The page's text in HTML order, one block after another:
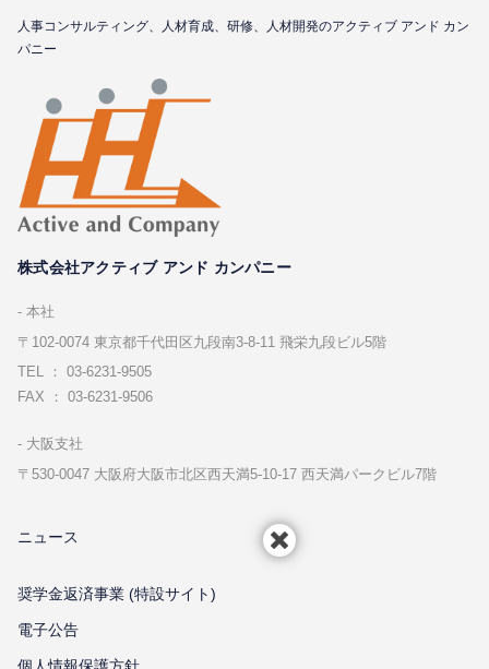
⼈事コンサルティング、⼈材育成、研修、⼈材開発のアクティブ アンド カン
パニー
株式会社アクティブ アンド カンパニー
本社
〒102-0074 東京都千代⽥区九段南3-8-11 飛栄九段ビル5階
TEL ： 03-6231-9505
FAX ： 03-6231-9506
⼤阪⽀社
〒530-0047 ⼤阪府⼤阪市北区⻄天満5-10-17 ⻄天満パークビル7階
ニュース
奨学金返済事業 (特設サイト)
電子公告